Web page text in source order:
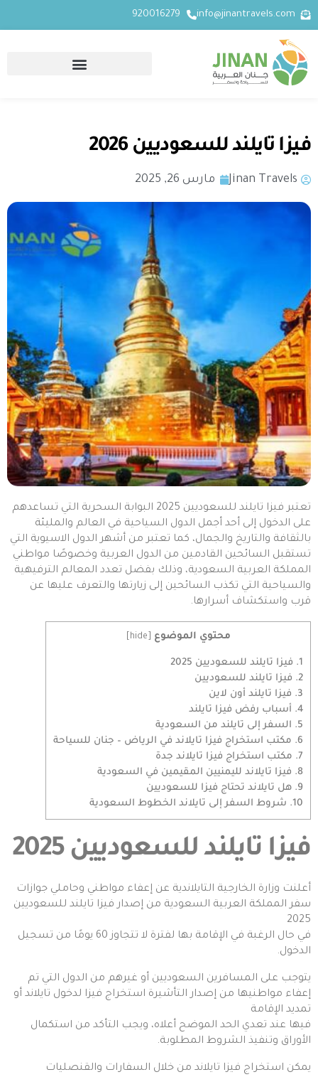
info@jinantravels.com
920016279
فيزا تايلند للسعوديين 2026
Jinan Travels مارس 26, 2025
تعتبر فيزا تايلند للسعوديين 2025 البوابة السحرية التي تساعدهم
على الدخول إلى أحد أجمل الدول السياحية في العالم والمليئة
بالثقافة والتاريخ والجمال، كما تعتبر من أشهر الدول الاسيوية التي
تستقبل السائحين القادمين من الدول العربية وخصوصًا مواطني
المملكة العربية السعودية، وذلك بفضل تعدد المعالم الترفيهية
والسياحية التي تكذب السائحين إلى زيارتها والتعرف عليها عن
قرب واستكشاف أسرارها.
محتوي الموضوع hide
1. فيزا تايلند للسعوديين 2025
2. فيزا تايلند للسعوديين
3.
فيزا تايلند أون لاين
4. أسباب رفض فيزا تايلند
5.
السفر إلى تايلند من السعودية
6. مكتب استخراج فيزا تايلاند في الرياض – جنان للسياحة
7.
مكتب استخراج فيزا تايلاند جدة
8. فيزا تايلاند لليمنيين المقيمين في السعودية
9. هل تايلاند تحتاج فيزا للسعوديين
10. شروط السفر إلى تايلاند الخطوط السعودية
فيزا تايلند للسعوديين 2025
أعلنت وزارة الخارجية التايلاندية عن إعفاء مواطني وحاملي جوازات
سفر المملكة العربية السعودية من إصدار فيزا تايلند للسعوديين
2025
في حال الرغبة في الإقامة بها لفترة لا تتجاوز 60 يومًا من تسجيل
الدخول.
يتوجب على المسافرين السعوديين أو غيرهم من الدول التي تم
إعفاء مواطنيها من إصدار التأشيرة استخراج فيزا لدخول تايلاند أو
تمديد الإقامة
فيها عند تعدي الحد الموضح أعلاه، ويجب التأكد من استكمال
الأوراق وتنفيذ الشروط المطلوبة.
يمكن استخراج فيزا تايلاند من خلال السفارات والقنصليات